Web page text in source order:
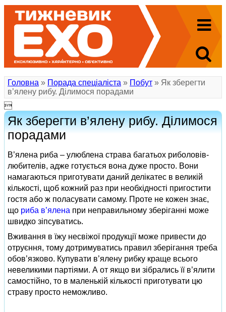
Головна » Порада спеціаліста » Побут » Як зберегти
в’ялену рибу. Ділимося порадами

Як зберегти в’ялену рибу. Ділимося
порадами
В’ялена риба – улюблена страва багатьох риболовів-
любителів, адже готується вона дуже просто. Вони
намагаються приготувати даний делікатес в великій
кількості, щоб кожний раз при необхідності пригостити
гостя або ж поласувати самому. Проте не кожен знає,
що риба в’ялена при неправильному зберіганні може
швидко зіпсуватись.
Вживання в їжу несвіжої продукції може привести до
отруєння, тому дотримуватись правил зберігання треба
обов’язково. Купувати в’ялену рибку краще всього
невеликими партіями. А от якщо ви зібрались її в’ялити
самостійно, то в маленькій кількості приготувати цю
страву просто неможливо.